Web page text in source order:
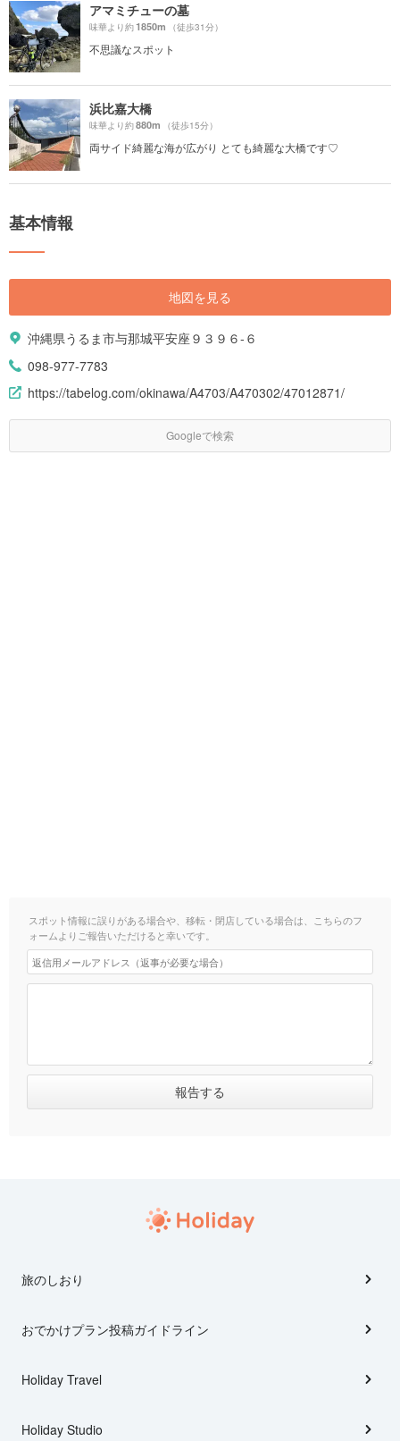
アマミチューの墓
味華より約1850m （徒歩31分）
不思議なスポット
浜比嘉大橋
味華より約880m （徒歩15分）
両サイド綺麗な海が広がり とても綺麗な大橋です♡
基本情報
地図を見る
沖縄県うるま市与那城平安座９３９６-６
098-977-7783
https://tabelog.com/okinawa/A4703/A470302/47012871/
Googleで検索
スポット情報に誤りがある場合や、移転・閉店している場合は、こちらのフ
ォームよりご報告いただけると幸いです。
旅のしおり
おでかけプラン投稿ガイドライン
Holiday Travel
Holiday Studio